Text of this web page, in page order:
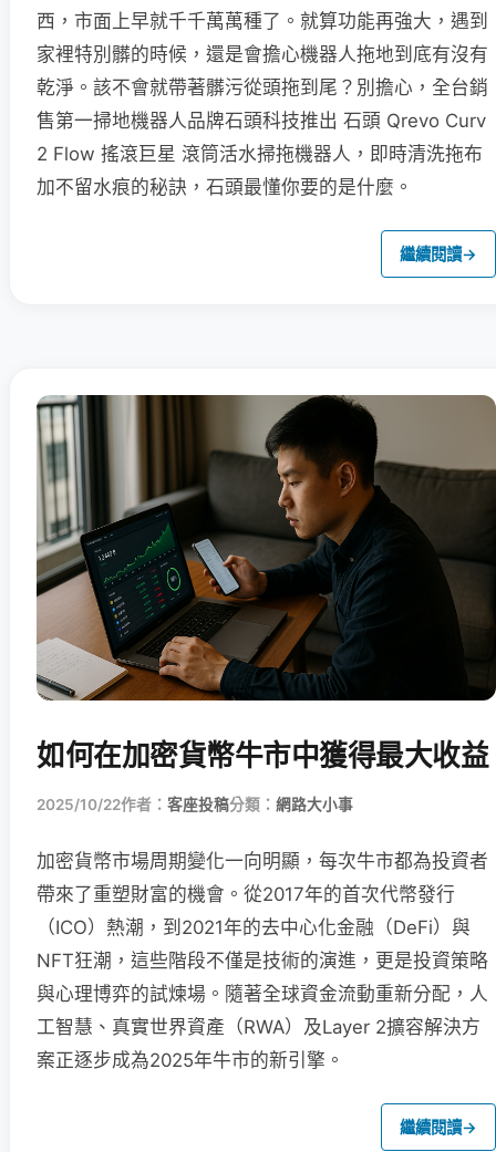
西，市面上早就千千萬萬種了。就算功能再強大，遇到
家裡特別髒的時候，還是會擔心機器人拖地到底有沒有
乾淨。該不會就帶著髒污從頭拖到尾？別擔心，全台銷
售第一掃地機器人品牌石頭科技推出 石頭 Qrevo Curv
2 Flow 搖滾巨星 滾筒活水掃拖機器人，即時清洗拖布
加不留水痕的秘訣，石頭最懂你要的是什麼。
繼續閱讀→
如何在加密貨幣牛市中獲得最大收益
2025/10/22作者： 客座投稿分類： 網路大小事
加密貨幣市場周期變化一向明顯，每次牛市都為投資者
帶來了重塑財富的機會。從2017年的首次代幣發行
（ICO）熱潮，到2021年的去中心化金融（DeFi）與
NFT狂潮，這些階段不僅是技術的演進，更是投資策略
與心理博弈的試煉場。隨著全球資金流動重新分配，人
工智慧、真實世界資產（RWA）及Layer 2擴容解決方
案正逐步成為2025年牛市的新引擎。
繼續閱讀→